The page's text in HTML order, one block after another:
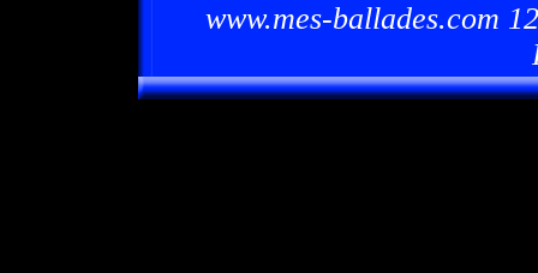
www.mes-ballades.com